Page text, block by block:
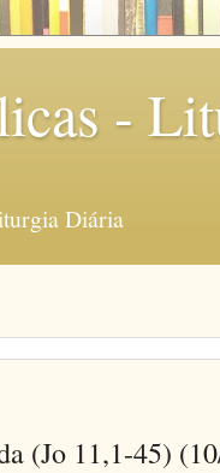
-
Diária
(Jo 11,1-45)